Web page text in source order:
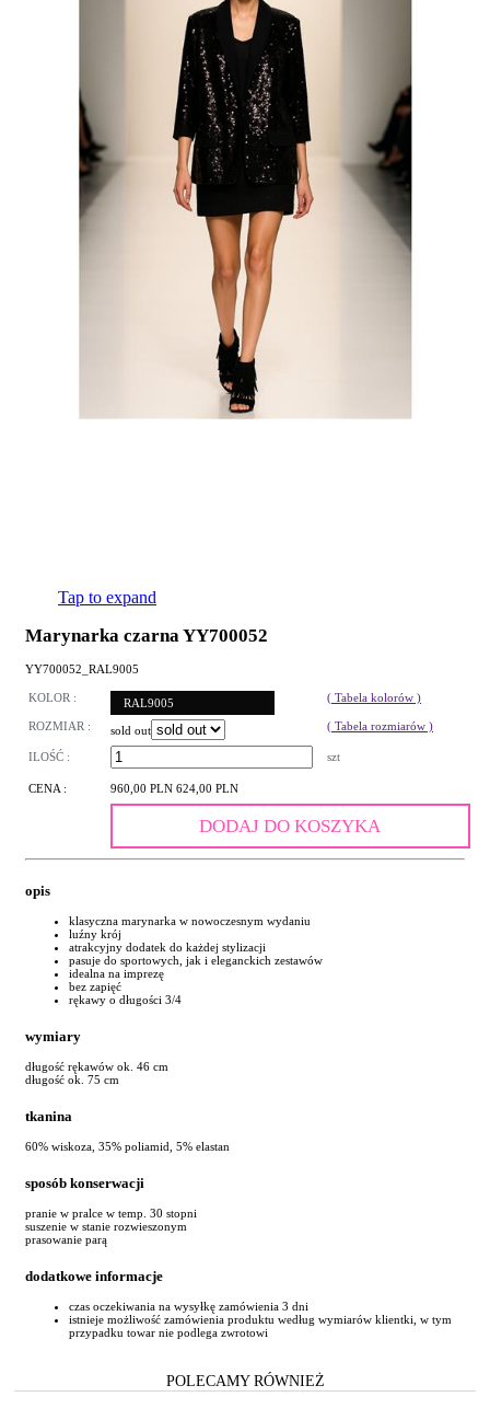
Tap to expand
Marynarka czarna YY700052
YY700052_RAL9005
KOLOR : RAL9005 ( Tabela kolorów )
ROZMIAR : sold out ( Tabela rozmiarów )
ILOŚĆ : szt
CENA : 960,00 PLN 624,00 PLN
DODAJ DO KOSZYKA
opis
klasyczna marynarka w nowoczesnym wydaniu
luźny krój
atrakcyjny dodatek do każdej stylizacji
pasuje do sportowych, jak i eleganckich zestawów
idealna na imprezę
bez zapięć
rękawy o długości 3/4
wymiary
długość rękawów ok. 46 cm
długość ok. 75 cm
tkanina
60% wiskoza, 35% poliamid, 5% elastan
sposób konserwacji
pranie w pralce w temp. 30 stopni
suszenie w stanie rozwieszonym
prasowanie parą
dodatkowe informacje
czas oczekiwania na wysyłkę zamówienia 3 dni
istnieje możliwość zamówienia produktu według wymiarów klientki, w tym
przypadku towar nie podlega zwrotowi
POLECAMY RÓWNIEŻ